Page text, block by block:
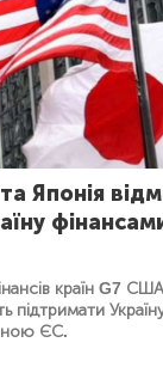
Японія
країн G7
підтримати
ЄС.